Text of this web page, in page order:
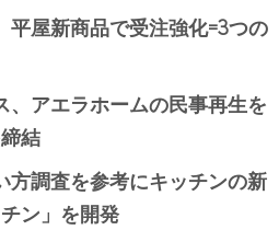
屋新商品で受注強化=3つの
、アエラホームの民事再生を
結
方調査を参考にキッチンの新
ン」を開発